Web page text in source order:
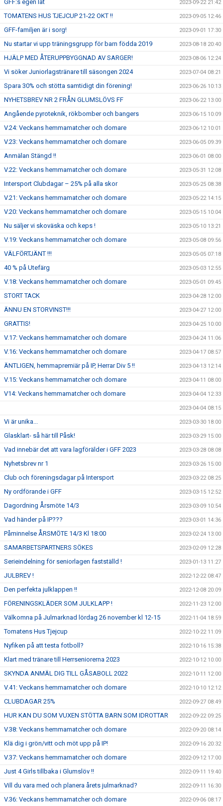
GFF:s egen låt 2023-09-22 21:42
TOMATENS HUS TJEJCUP 21-22 OKT !! 2023-09-05 12:46
GFF-familjen är i sorg! 2023-09-01 17:30
Nu startar vi upp träningsgrupp för barn födda 2019 2023-08-18 20:40
HJÄLP MED ÅTERUPPBYGGNAD AV SARGER! 2023-08-06 12:24
Vi söker Juniorlagstränare till säsongen 2024 2023-07-04 08:21
Spara 30% och stötta samtidigt din förening! 2023-06-26 10:13
NYHETSBREV NR 2 FRÅN GLUMSLÖVS FF 2023-06-22 13:00
Angående pyroteknik, rökbomber och bangers 2023-06-15 10:09
V.24: Veckans hemmamatcher och domare 2023-06-12 10:01
V.23: Veckans hemmamatcher och domare 2023-06-05 09:39
Anmälan Stängd !! 2023-06-01 08:00
V.22: Veckans hemmamatcher och domare 2023-05-31 12:08
Intersport Clubdagar – 25% på alla skor 2023-05-25 08:38
V.21: Veckans hemmamatcher och domare 2023-05-22 14:15
V.20: Veckans hemmamatcher och domare 2023-05-15 10:04
Nu säljer vi skoväska och keps ! 2023-05-10 13:21
V.19: Veckans hemmamatcher och domare 2023-05-08 09:56
VÄLFÖRTJÄNT !!! 2023-05-05 07:18
40 % på Utefärg 2023-05-03 12:55
V.18: Veckans hemmamatcher och domare 2023-05-01 09:45
STORT TACK 2023-04-28 12:00
ÄNNU EN STORVINST!!! 2023-04-27 12:00
GRATTIS! 2023-04-25 10:00
V.17: Veckans hemmamatcher och domare 2023-04-24 11:06
V.16: Veckans hemmamatcher och domare 2023-04-17 08:57
ÄNTLIGEN, hemmapremiär på IP, Herrar Div 5 !! 2023-04-13 12:14
V.15: Veckans hemmamatcher och domare 2023-04-11 08:00
V14: Veckans hemmamatcher och domare 2023-04-04 12:33
2023-04-04 08:15
Vi är unika... 2023-03-30 18:00
Glasklart- så här till Påsk! 2023-03-29 15:00
Vad innebär det att vara lagförälder i GFF 2023 2023-03-28 08:08
Nyhetsbrev nr 1 2023-03-26 15:00
Club och föreningsdagar på Intersport 2023-03-22 08:25
Ny ordförande i GFF 2023-03-15 12:52
Dagordning Årsmöte 14/3 2023-03-09 10:54
Vad händer på IP??? 2023-03-01 14:36
Påminnelse ÅRSMÖTE 14/3 Kl 18:00 2023-02-24 13:00
SAMARBETSPARTNERS SÖKES 2023-02-09 12:28
Serieindelning för seniorlagen fastställd ! 2023-01-13 11:27
JULBREV ! 2022-12-22 08:47
Den perfekta julklappen !! 2022-12-08 20:09
FÖRENINGSKLÄDER SOM JULKLAPP ! 2022-11-23 12:00
Välkomna på Julmarknad lördag 26 november kl 12-15 2022-11-04 18:59
Tomatens Hus Tjejcup 2022-10-22 11:09
Nyfiken på att testa fotboll? 2022-10-16 15:38
Klart med tränare till Herrseniorerna 2023 2022-10-12 10:00
SKYNDA ANMÄL DIG TILL GÅSABOLL 2022 2022-10-11 12:00
V.41: Veckans hemmamatcher och domare 2022-10-10 12:12
CLUBDAGAR 25% 2022-09-27 08:49
HUR KAN DU SOM VUXEN STÖTTA BARN SOM IDROTTAR 2022-09-22 09:25
V.38: Veckans hemmamatcher och domare 2022-09-20 08:14
Klä dig i grön/vitt och möt upp på IP! 2022-09-16 20:32
V.37: Veckans hemmamatcher och domare 2022-09-12 17:00
Just 4 Girls tillbaka i Glumslöv !! 2022-09-11 19:40
Vill du vara med och planera årets julmarknad? 2022-09-11 16:30
V.36: Veckans hemmamatcher och domare 2022-09-06 08:17